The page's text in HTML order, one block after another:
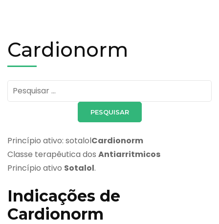
Cardionorm
Pesquisar
por:
Princípio ativo: sotalolCardionorm
Classe terapêutica dos Antiarritmicos
Princípio ativo Sotalol.
Indicações de
Cardionorm